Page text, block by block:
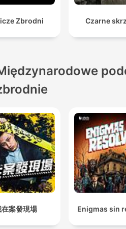
Zbrodni Czarne
案發現場 Enigmas sin